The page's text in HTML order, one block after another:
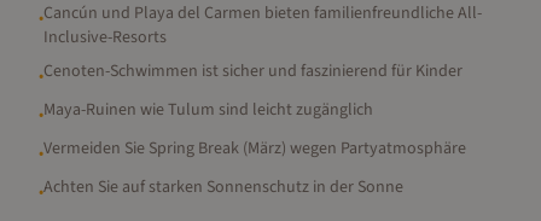
•Cancún und Playa del Carmen bieten familienfreundliche All-
Inclusive-Resorts
•Cenoten-Schwimmen ist sicher und faszinierend für Kinder
•Maya-Ruinen wie Tulum sind leicht zugänglich
•Vermeiden Sie Spring Break (März) wegen Partyatmosphäre
•Achten Sie auf starken Sonnenschutz in der Sonne